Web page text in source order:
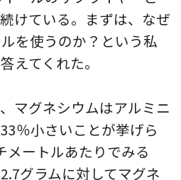
けている。まずは、なぜ
を使うのか？という私
えてくれた。
マグネシウムはアルミニ
％小さいことが挙げら
メートルあたりでみる
グラムに対してマグネ